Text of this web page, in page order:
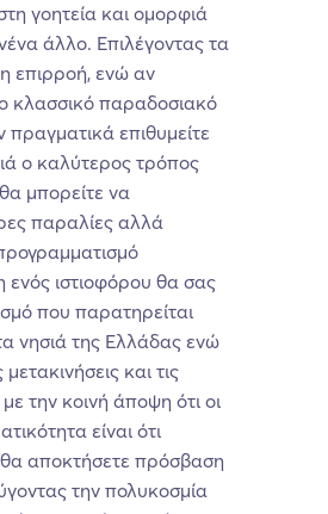
γοητεία και ομορφιά
άλλο. Επιλέγοντας τα
επιρροή, ενώ αν
κλασσικό παραδοσιακό
επιθυμείτε
ο καλύτερος τρόπος
μπορείτε να
παραλίες αλλά
ενός ιστιοφόρου θα σας
που παρατηρείται
νησιά της Ελλάδας ενώ
και τις
την κοινή άποψη ότι οι
είναι ότι
αποκτήσετε πρόσβαση
την πολυκοσμία